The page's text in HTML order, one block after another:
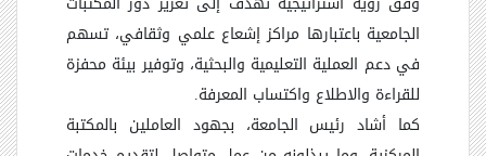
الجامعية باعتبارها مراكز إشعاع علمي وثقافي، تسهم
في دعم العملية التعليمية والبحثية، وتوفير بيئة محفزة
للقراءة والاطلاع واكتساب المعرفة.
كما أشاد رئيس الجامعة، بجهود العاملين بالمكتبة